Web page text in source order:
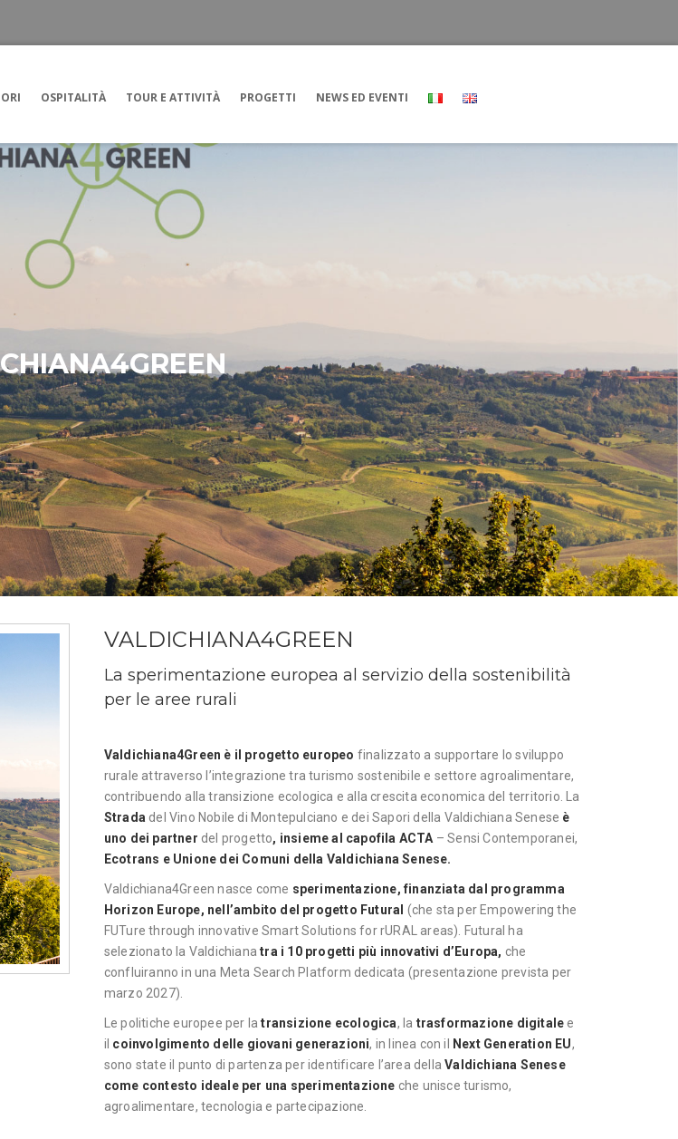
OSPITALITÀ TOUR E ATTIVITÀ PROGETTI NEWS ED EVENTI
VALDICHIANA4GREEN
La sperimentazione europea al servizio della sostenibilità
per le aree rurali
Valdichiana4Green è il progetto europeo finalizzato a supportare lo sviluppo
rurale attraverso l’integrazione tra turismo sostenibile e settore agroalimentare,
contribuendo alla transizione ecologica e alla crescita economica del territorio. La
Strada del Vino Nobile di Montepulciano e dei Sapori della Valdichiana Senese è
uno dei partner del progetto, insieme al capofila ACTA – Sensi Contemporanei,
Ecotrans e Unione dei Comuni della Valdichiana Senese.
Valdichiana4Green nasce come sperimentazione, finanziata dal programma
Horizon Europe, nell’ambito del progetto Futural (che sta per Empowering the
FUTure through innovative Smart Solutions for rURAL areas). Futural ha
selezionato la Valdichianatra i 10 progetti più innovativi d’Europa, che
confluiranno in una Meta Search Platform dedicata (presentazione prevista per
marzo 2027).
Le politiche europee per latransizione ecologica, la trasformazione digitalee
il coinvolgimento delle giovani generazioni, in linea con il Next Generation EU,
sono state il punto di partenza per identificare l’area dellaValdichiana Senese
come contesto ideale per una sperimentazione che unisce turismo,
agroalimentare, tecnologia e partecipazione.